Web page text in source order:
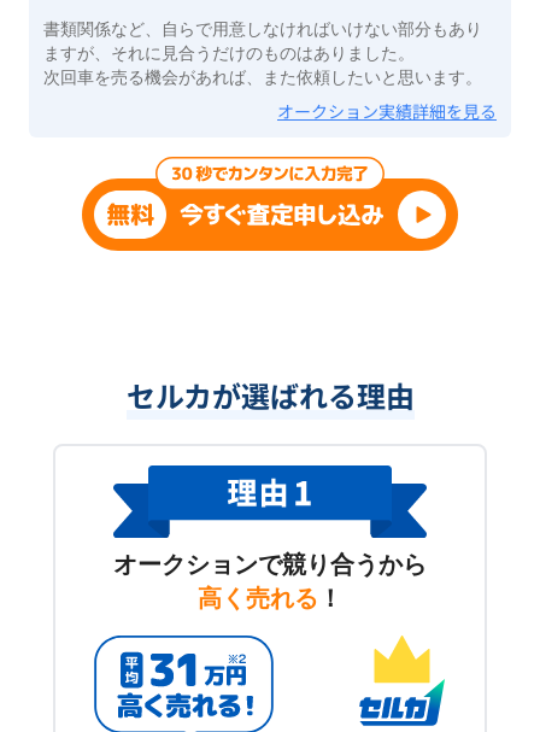
書類関係など、自らで用意しなければいけない部分もあり
ますが、それに見合うだけのものはありました。
次回車を売る機会があれば、また依頼したいと思います。
オークション実績詳細を見る
セルカが選ばれる理由
オークションで競り合うから
高く売れる ！